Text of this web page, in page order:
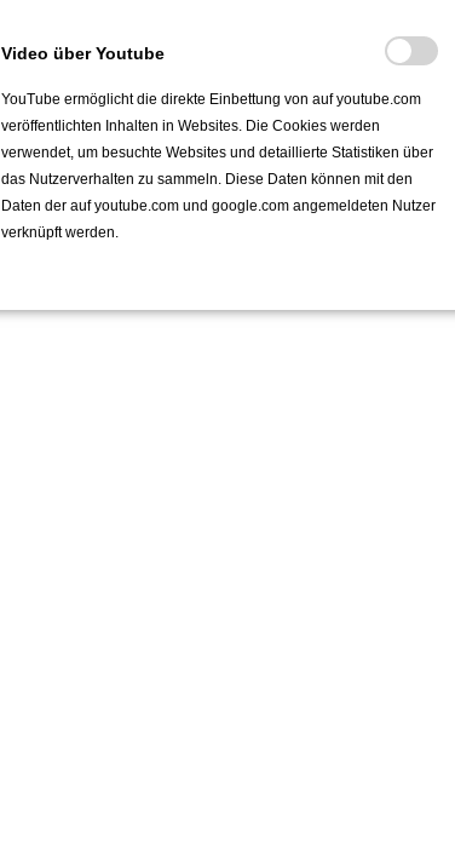
Video über Youtube
YouTube ermöglicht die direkte Einbettung von auf youtube.com
veröffentlichten Inhalten in Websites. Die Cookies werden
verwendet, um besuchte Websites und detaillierte Statistiken über
das Nutzerverhalten zu sammeln. Diese Daten können mit den
Daten der auf youtube.com und google.com angemeldeten Nutzer
verknüpft werden.